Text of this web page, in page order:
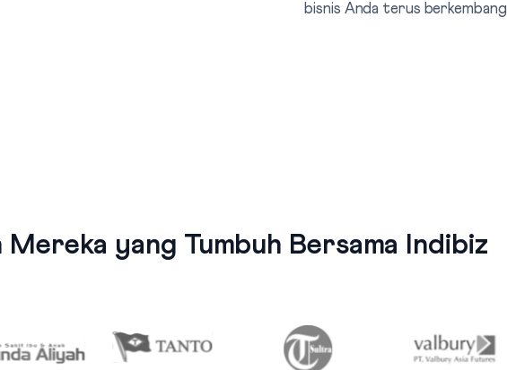
bisnis Anda terus berkembang
yang Tumbuh Bersama Indibiz